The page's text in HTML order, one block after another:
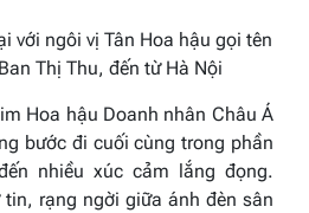
với ngôi vị Tân Hoa hậu gọi tên
Thị Thu, đến từ Hà Nội
Hoa hậu Doanh nhân Châu Á
bước đi cuối cùng trong phần
nhiều xúc cảm lắng đọng.
rạng ngời giữa ánh đèn sân